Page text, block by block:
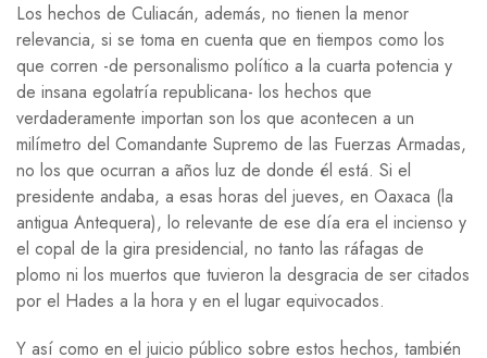
Los hechos de Culiacán, además, no tienen la menor
relevancia, si se toma en cuenta que en tiempos como los
que corren -de personalismo político a la cuarta potencia y
de insana egolatría republicana- los hechos que
verdaderamente importan son los que acontecen a un
milímetro del Comandante Supremo de las Fuerzas Armadas,
no los que ocurran a años luz de donde él está. Si el
presidente andaba, a esas horas del jueves, en Oaxaca (la
antigua Antequera), lo relevante de ese día era el incienso y
el copal de la gira presidencial, no tanto las ráfagas de
plomo ni los muertos que tuvieron la desgracia de ser citados
por el Hades a la hora y en el lugar equivocados.
Y así como en el juicio público sobre estos hechos, también